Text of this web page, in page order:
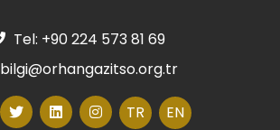
Tel: +90 224 573 81 69
bilgi@orhangazitso.org.tr
TR EN